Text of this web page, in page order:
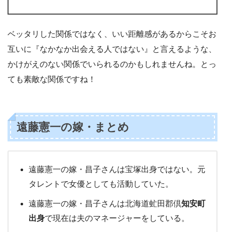
ベッタリした関係ではなく、いい距離感があるからこそお
互いに『なかなか出会える人ではない』と言えるような、
かけがえのない関係でいられるのかもしれませんね。とっ
ても素敵な関係ですね！
遠藤憲一の嫁・まとめ
遠藤憲一の嫁・昌子さんは宝塚出身ではない。元
タレントで女優としても活動していた。
遠藤憲一の嫁・昌子さんは北海道虻田郡倶知安町
出身で現在は夫のマネージャーをしている。